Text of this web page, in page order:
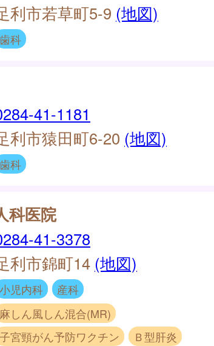
利市若草町5-9 (地図)
歯科
41-1181
利市猿田町6-20 (地図)
歯科
科医院
41-3378
利市錦町14 (地図)
小児内科 産科
麻しん風しん混合(MR)
子宮頸がん予防ワクチン
Ｂ型肝炎